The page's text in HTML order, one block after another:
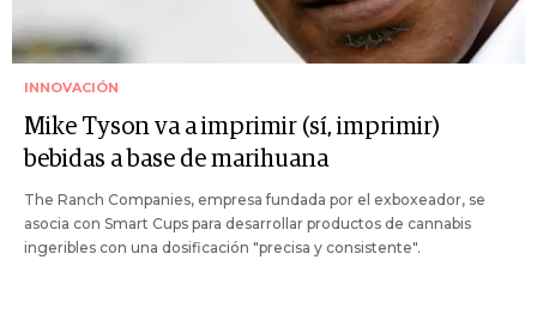
INNOVACIÓN
Mike Tyson va a imprimir (sí, imprimir)
bebidas a base de marihuana
The Ranch Companies, empresa fundada por el exboxeador, se
asocia con Smart Cups para desarrollar productos de cannabis
ingeribles con una dosificación "precisa y consistente".